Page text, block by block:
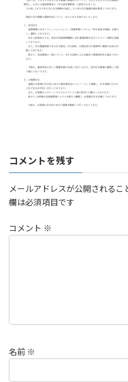
コメントを残す
メールアドレスが公開されるこ
欄は必須項目です
コメント ※
名前 ※